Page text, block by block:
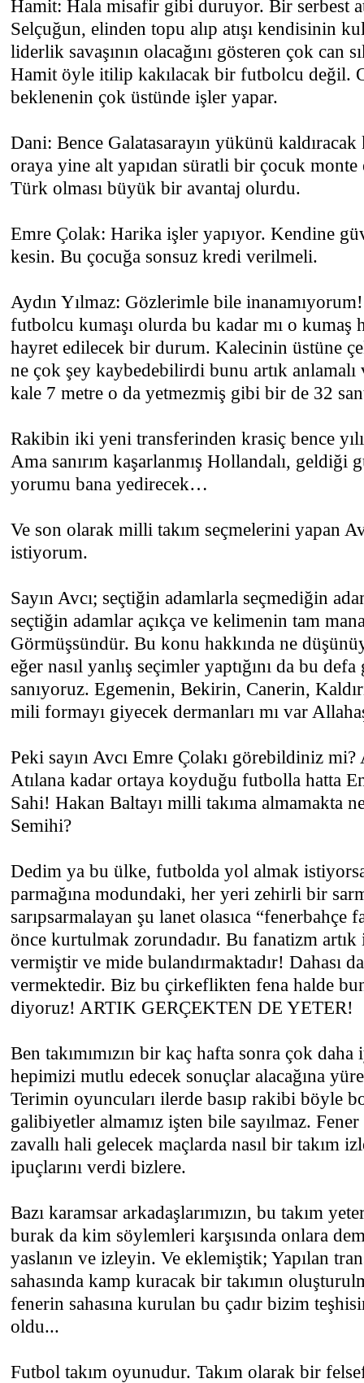
Hamit: Hala misafir gibi duruyor. Bir serbest
Selçuğun, elinden topu alıp atışı kendisinin
liderlik savaşının olacağını gösteren çok can
Hamit öyle itilip kakılacak bir futbolcu değil.
beklenenin çok üstünde işler yapar.
Dani: Bence Galatasarayın yükünü
oraya yine alt yapıdan süratli bir çocuk monte
Türk olması büyük bir avantaj olurdu.
Emre Çolak: Harika işler yapıyor. Kendine
kesin. Bu çocuğa sonsuz kredi verilmeli.
Aydın Yılmaz: Gözlerimle bile
futbolcu kumaşı olurda bu kadar mı o kumaş
hayret edilecek bir durum. Kalecinin üstüne
ne çok şey kaybedebilirdi bunu artık anlamalı
kale 7 metre o da yetmezmiş gibi bir de 32
Rakibin iki yeni transferinden krasiç bence
Ama sanırım kaşarlanmış Hollandalı, geldiği
yorumu bana yedirecek…
Ve son olarak milli takım seçmelerini yapan
istiyorum.
Sayın Avcı; seçtiğin adamlarla seçmediğin
seçtiğin adamlar açıkça ve kelimenin tam
Görmüşsündür. Bu konu hakkında ne
eğer nasıl yanlış seçimler yaptığını da bu
sanıyoruz. Egemenin, Bekirin, Canerin,
mili formayı giyecek dermanları mı var
Peki sayın Avcı Emre Çolakı görebildiniz
Atılana kadar ortaya koyduğu futbolla hatta
Sahi! Hakan Baltayı milli takıma almamakta
Semihi?
Dedim ya bu ülke, futbolda yol almak
parmağına modundaki, her yeri zehirli bir
sarıpsarmalayan şu lanet olasıca “fenerbahçe
önce kurtulmak zorundadır. Bu fanatizm artık
vermiştir ve mide bulandırmaktadır! Dahası
vermektedir. Biz bu çirkeflikten fena halde
diyoruz! ARTIK GERÇEKTEN DE YETER!
Ben takımımızın bir kaç hafta sonra çok
hepimizi mutlu edecek sonuçlar alacağına
Terimin oyuncuları ilerde basıp rakibi böyle
galibiyetler almamız işten bile sayılmaz. Fener
zavallı hali gelecek maçlarda nasıl bir takım
ipuçlarını verdi bizlere.
Bazı karamsar arkadaşlarımızın, bu takım
burak da kim söylemleri karşısında onlara
yaslanın ve izleyin. Ve eklemiştik; Yapılan
sahasında kamp kuracak bir takımın
fenerin sahasına kurulan bu çadır bizim
oldu...
Futbol takım oyunudur. Takım olarak bir